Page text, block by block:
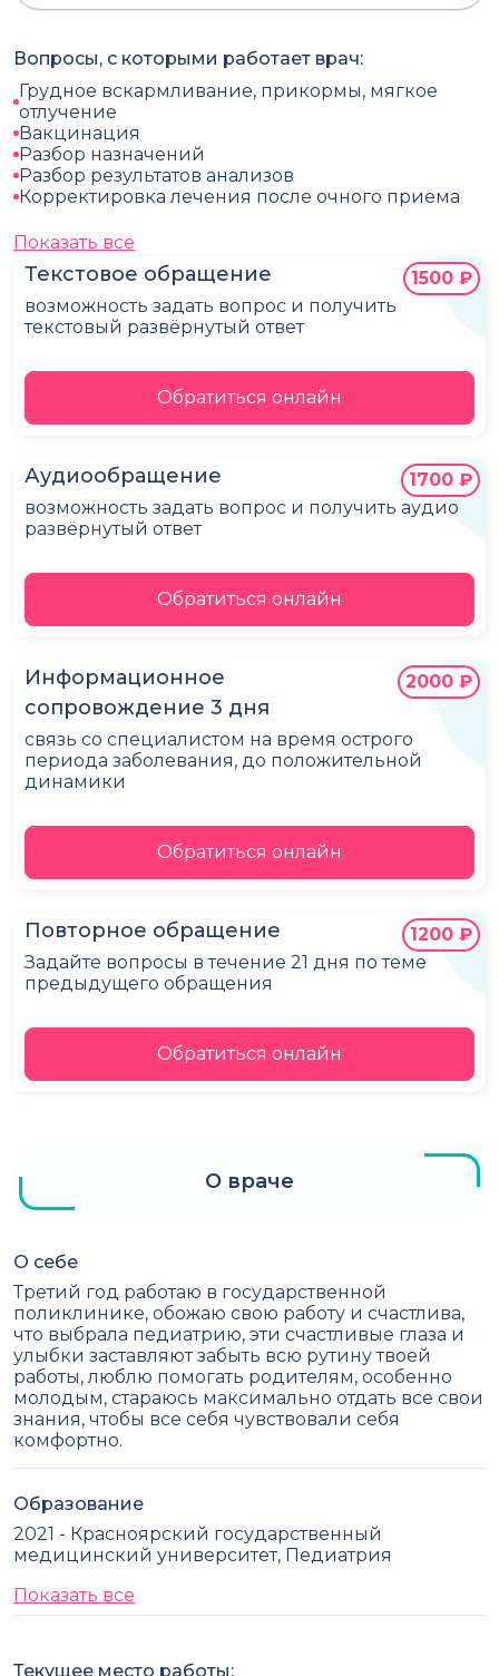
Текстовое обращение
возможность задать вопрос и получить
текстовый развёрнутый ответ
1500 ₽
Обратиться онлайн
Аудиообращение
возможность задать вопрос и получить аудио
развёрнутый ответ
1700 ₽
Обратиться онлайн
Информационное
сопровождение 3 дня
связь со специалистом на время острого
периода заболевания, до положительной
динамики
2000 ₽
Обратиться онлайн
Повторное обращение
Задайте вопросы в течение 21 дня по теме
предыдущего обращения
1200 ₽
Обратиться онлайн
Вопросы, с которыми работает врач:
Грудное вскармливание, прикормы, мягкое
отлучение
Вакцинация
Разбор назначений
Разбор результатов анализов
Корректировка лечения после очного приема
Показать все
О враче
О себе
Третий год работаю в государственной
поликлинике, обожаю свою работу и счастлива,
что выбрала педиатрию, эти счастливые глаза и
улыбки заставляют забыть всю рутину твоей
работы, люблю помогать родителям, особенно
молодым, стараюсь максимально отдать все свои
знания, чтобы все себя чувствовали себя
комфортно.
Образование
2021 - Красноярский государственный
медицинский университет, Педиатрия
Показать все
Текущее место работы: